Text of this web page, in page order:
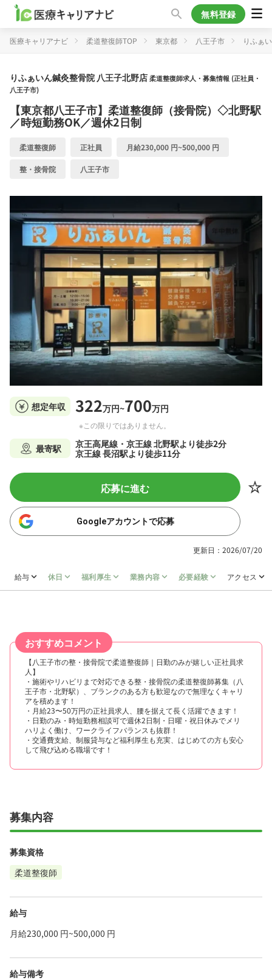
無料登録
医療キャリアナビ 柔道整復師TOP 東京都 八王子市 りふぁ
りふぁいん鍼灸整骨院 八王子北野店柔道整復師求人・募集情報 (正社員・
八王子市)
【東京都八王子市】柔道整復師（接骨院）◇北野駅
／時短勤務OK／週休2日制
柔道整復師 正社員 月給230,000 円~500,000 円
整・接骨院 八王子市
想定年収 322万円~700万円
※この限りではありません。
最寄駅
京王高尾線・京王線 北野駅より徒歩2分
京王線 長沼駅より徒歩11分
応募に進む
Googleアカウントで応募
更新日：2026/07/20
給与 休日 福利厚生 業務内容 必要経験 アクセス
おすすめコメント
【八王子市の整・接骨院で柔道整復師｜日勤のみが嬉しい正社員求
人】
・施術やリハビリまで対応できる整・接骨院の柔道整復師募集（八
王子市・北野駅）、ブランクのある方も歓迎なので無理なくキャリ
アを積めます！
・月給23〜50万円の正社員求人、腰を据えて長く活躍できます！
・日勤のみ・時短勤務相談可で週休2日制・日曜・祝日休みでメリ
ハリよく働け、ワークライフバランスも抜群！
・交通費支給、制服貸与など福利厚生も充実、はじめての方も安心
して飛び込める職場です！
募集内容
募集資格
柔道整復師
給与
月給230,000 円~500,000 円
給与備考